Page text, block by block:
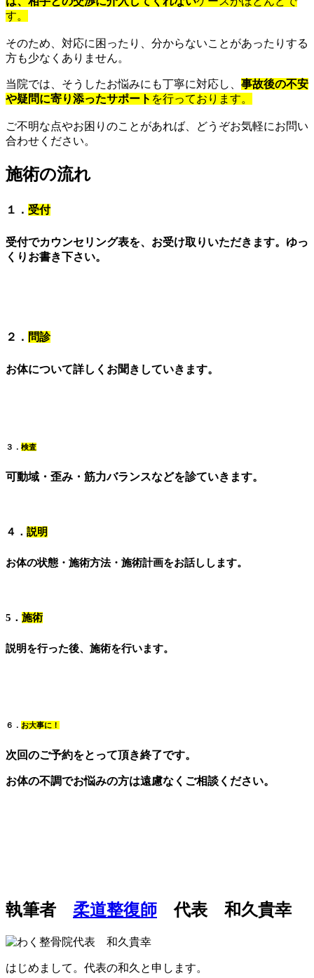
す。
そのため、対応に困ったり、分からないことがあったりする
方も少なくありません。
当院では、そうしたお悩みにも丁寧に対応し、 事故後の不安
や疑問に寄り添ったサポート を行っております。
ご不明な点やお困りのことがあれば、どうぞお気軽にお問い
合わせください。
施術の流れ
１． 受付
受付でカウンセリング表を、お受け取りいただきます。ゆっ
くりお書き下さい。
２． 問診
お体について詳しくお聞きしていきます。
３． 検査
可動域・歪み・筋力バランスなどを診ていきます。
４． 説明
お体の状態・施術方法・施術計画をお話しします。
5． 施術
説明を行った後、施術を行います。
６． お大事に！
次回のご予約をとって頂き終了です。
お体の不調でお悩みの方は遠慮なくご相談ください。
執筆者 柔道整復師 代表 和久貴幸
はじめまして。代表の和久と申します。